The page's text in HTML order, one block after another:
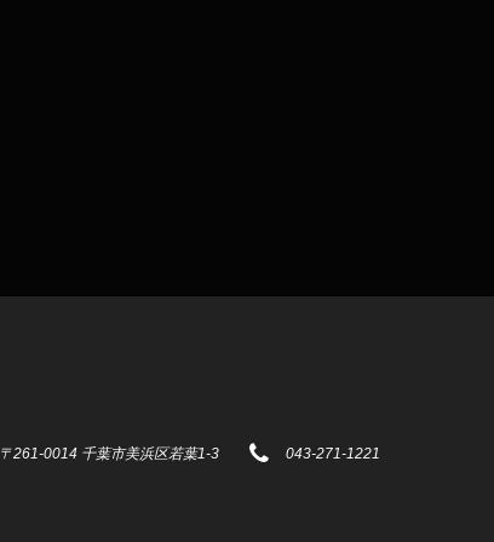
〒261-0014 千葉市美浜区若葉1-3 043-271-1221